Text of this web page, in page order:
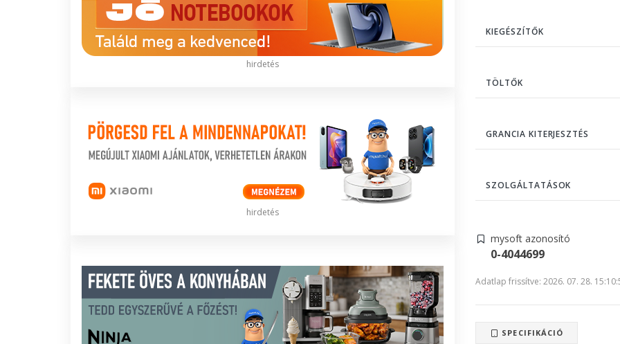
hirdetés
hirdetés
KIEGÉSZÍTŐK
TÖLTŐK
GRANCIA KITERJESZTÉS
SZOLGÁLTATÁSOK
mysoft azonosító
0-4044699
Adatlap frissítve: 2026. 07. 28.
SPECIFIKÁCIÓ